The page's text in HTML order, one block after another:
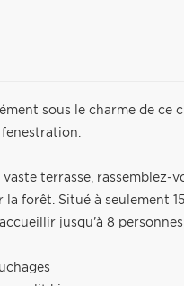
sous le charme de ce
fenestration.
terrasse,
la forêt. Situé à seulement
jusqu'à 8